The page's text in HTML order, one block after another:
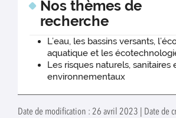
Nos thèmes de
recherche
L’eau, les bassins versants,
aquatique et les
Les risques naturels, sanitaires
environnementaux
Date de modification : 26 avril 2023 | Date de